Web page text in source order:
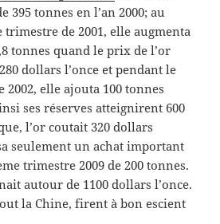
395 tonnes en l’an 2000; au
de 2001, elle augmenta
tonnes quand le prix de l’or
dollars l’once et pendant le
elle ajouta 100 tonnes
ses réserves atteignirent 600
l’or coutait 320 dollars
seulement un achat important
trimestre 2009 de 200 tonnes.
autour de 1100 dollars l’once.
la Chine, firent à bon escient